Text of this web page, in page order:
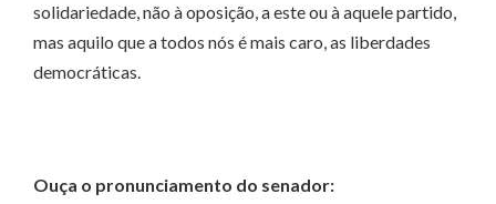
solidariedade, não à oposição, a este ou à aquele partido,
mas aquilo que a todos nós é mais caro, as liberdades
democráticas.
Ouça o pronunciamento do senador: